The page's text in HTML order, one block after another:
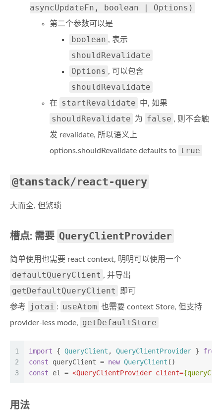
asyncUpdateFn, boolean | Options)
第二个参数可以是
boolean , 表示
shouldRevalidate
Options , 可以包含
shouldRevalidate
在 startRevalidate 中, 如果
shouldRevalidate 为 false , 则不会触
发 revalidate, 所以语义上
options.shouldRevalidate defaults to true
@tanstack/react-query
大而全, 但繁琐
槽点: 需要 QueryClientProvider
简单使用也需要 react context, 明明可以使用一个
defaultQueryClient , 并导出
getDefaultQueryClient
即可
参考
jotai : useAtom 也需要 context Store, 但支持
provider-less mode,
getDefaultStore
1
2
3
import { QueryClient , QueryClientProvider } from
const queryClient = new QueryClient ()
const el = <QueryClientProvider client=
用法